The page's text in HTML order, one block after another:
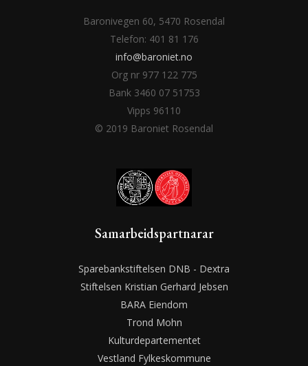
Baronivegen 60, 5470 Rosendal
Telefon: 401 81 176
info@baroniet.no
Org nr 977 122 775
Bank 3460 07 51753
Vipps 96110
© 2019 Baroniet Rosendal
Samarbeidspartnarar
Sparebankstiftelsen DNB - Dextra
Stiftelsen Kristian Gerhard Jebsen
BARA Eiendom
Trond Mohn
Kulturdepartementet
Vestland Fylkeskommune